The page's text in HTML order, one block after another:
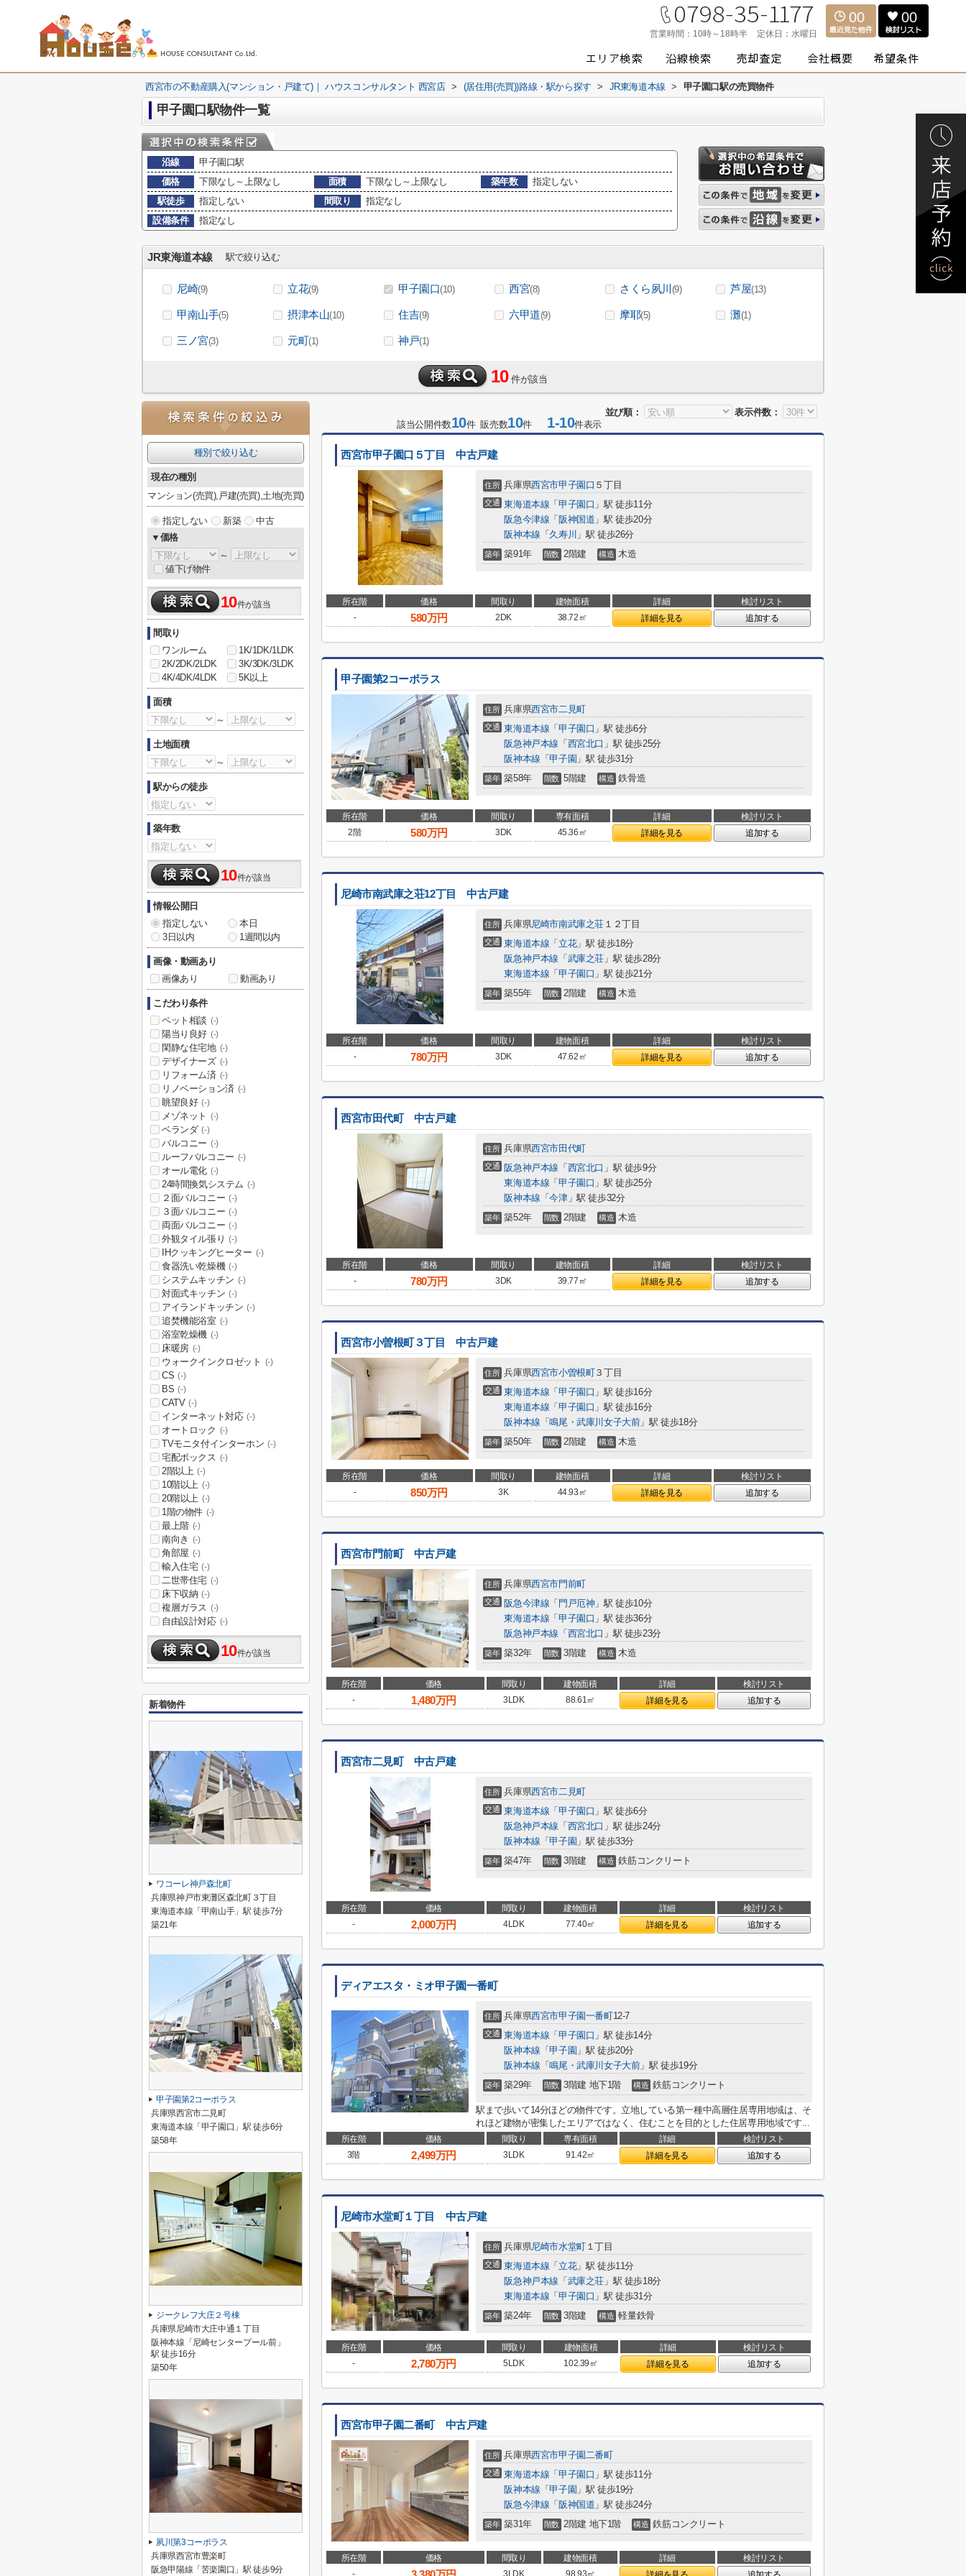
営業時間： 10時～18時半 定休日： 水曜日
00 00
西宮市の不動産購入(マンション・戸建て)｜ ハウスコンサルタント 西宮店 > (居住用(売買))路線・駅から探す > JR東海道本線 > 甲子園口駅の売買物件
甲子園口駅物件一覧
沿線
甲子園口駅
価格
下限なし～上限なし 面積 下限なし～上限なし 築年数
指定しない
駅徒歩
指定しない 間取り
指定なし
設備条件
指定なし
JR東海道本線 駅で絞り込む
尼崎(9) 立花(9) 甲子園口(10) 西宮(8) さくら夙川 (9) 芦屋(13)
甲南山手(5) 摂津本山(10) 住吉(9) 六甲道(9) 摩耶(5) 灘(1)
三ノ宮(3) 元町(1) 神戸(1)
10 件が該当
並び順：
表示件数：
該当公開件数10件 販売数10件1-10件表示
西宮市甲子園口５丁目 中古戸建
住所 兵庫県西宮市甲子園口 ５丁目
交通 東海道本線 「 甲子園口 」駅 徒歩11分
阪急今津線 「 阪神国道 」駅 徒歩20分
阪神本線 「 久寿川 」駅 徒歩26分
築年 築91年 階数 2階建 構造 木造
所在階 価格 間取り 建物面積 詳細
検討リスト
-
580万円 2DK 38.72㎡ 詳細を見る 追加する
甲子園第2コーポラス
住所 兵庫県西宮市二見町
交通 東海道本線 「 甲子園口 」駅 徒歩6分
阪急神戸本線 「 西宮北口 」駅 徒歩25分
阪神本線 「甲子園 」駅 徒歩31分
築年 築58年 階数 5階建 構造 鉄骨造
所在階 価格 間取り 専有面積 詳細
検討リスト
2階
580万円 3DK 45.36㎡ 詳細を見る 追加する
尼崎市南武庫之荘12丁目 中古戸建
住所 兵庫県尼崎市南武庫之荘 １２丁目
交通 東海道本線 「 立花」駅 徒歩18分
阪急神戸本線 「 武庫之荘 」駅 徒歩28分
東海道本線 「 甲子園口 」駅 徒歩21分
築年 築55年 階数 2階建 構造 木造
所在階 価格 間取り 建物面積 詳細
検討リスト
-
780万円 3DK 47.62㎡ 詳細を見る 追加する
西宮市田代町 中古戸建
住所 兵庫県西宮市田代町
交通 阪急神戸本線 「 西宮北口 」駅 徒歩9分
東海道本線 「 甲子園口 」駅 徒歩25分
阪神本線 「今津」駅 徒歩32分
築年 築52年 階数 2階建 構造 木造
所在階 価格 間取り 建物面積 詳細
検討リスト
-
780万円 3DK 39.77㎡ 詳細を見る 追加する
西宮市小曽根町３丁目 中古戸建
住所 兵庫県西宮市小曽根町３丁目
交通 東海道本線 「 甲子園口 」駅 徒歩16分
東海道本線 「 甲子園口 」駅 徒歩16分
阪神本線 「鳴尾・武庫川女子大前」駅 徒歩18分
築年 築50年 階数 2階建 構造 木造
所在階 価格 間取り 建物面積 詳細
検討リスト
-
850万円 3K 44.93㎡ 詳細を見る 追加する
西宮市門前町 中古戸建
住所 兵庫県西宮市門前町
交通 阪急今津線 「 門戸厄神 」駅 徒歩10分
東海道本線 「 甲子園口 」駅 徒歩36分
阪急神戸本線 「 西宮北口 」駅 徒歩23分
築年 築32年 階数 3階建 構造 木造
所在階 価格 間取り 建物面積 詳細
検討リスト
-
1,480万円 3LDK 88.61㎡ 詳細を見る 追加する
西宮市二見町 中古戸建
住所 兵庫県西宮市二見町
交通 東海道本線 「 甲子園口 」駅 徒歩6分
阪急神戸本線 「 西宮北口 」駅 徒歩24分
阪神本線 「甲子園 」駅 徒歩33分
築年 築47年 階数 3階建 構造 鉄筋コンクリート
所在階 価格 間取り 建物面積 詳細
検討リスト
-
2,000万円 4LDK 77.40㎡ 詳細を見る 追加する
ディアエスタ・ミオ甲子園一番町
住所 兵庫県西宮市甲子園一番町12-7
交通 東海道本線 「 甲子園口 」駅 徒歩14分
阪神本線 「甲子園 」駅 徒歩20分
阪神本線 「鳴尾・武庫川女子大前」駅 徒歩19分
築年 築29年 階数 3階建 地下1階 構造 鉄筋コンクリート
駅まで歩いて14分ほどの物件です。立地している第一種中高層住居専用地域は、そ
れほど建物が密集したエリアではなく、住むことを目的とした住居専用地域です...
所在階 価格 間取り 専有面積 詳細
検討リスト
3階
2,499万円 3LDK 91.42㎡ 詳細を見る 追加する
尼崎市水堂町１丁目 中古戸建
住所 兵庫県尼崎市水堂町１丁目
交通 東海道本線 「 立花」駅 徒歩11分
阪急神戸本線 「 武庫之荘 」駅 徒歩18分
東海道本線 「 甲子園口 」駅 徒歩31分
築年 築24年 階数 3階建 構造 軽量鉄骨
所在階 価格 間取り 建物面積 詳細
検討リスト
-
2,780万円 5LDK 102.39㎡ 詳細を見る 追加する
西宮市甲子園二番町 中古戸建
住所 兵庫県西宮市甲子園二番町
交通 東海道本線 「 甲子園口 」駅 徒歩11分
阪神本線 「甲子園 」駅 徒歩19分
阪急今津線 「 阪神国道 」駅 徒歩24分
築年 築31年 階数 2階建 地下1階 構造 鉄筋コンクリート
所在階 価格 間取り 建物面積 詳細
検討リスト
-
3LDK 98.93㎡
種別で絞り込む
現在の種別
マンション(売買),戸建(売買),土地(売買)
指定しない 新築
中古
▼価格
～
値下げ物件
10件が該当
間取り
ワンルーム
1K/1DK/1LDK
2K/2DK/2LDK
3K/3DK/3LDK
4K/4DK/4LDK
5K以上
面積
～
土地面積
～
駅からの徒歩
築年数
10件が該当
情報公開日
指定しない
本日
3日以内
1週間以内
画像・動画あり
画像あり
動画あり
こだわり条件
ペット相談 (-)
陽当り良好 (-)
閑静な住宅地 (-)
デザイナーズ (-)
リフォーム済 (-)
リノベーション済 (-)
眺望良好 (-)
メゾネット (-)
ベランダ (-)
バルコニー (-)
ルーフバルコニー (-)
オール電化 (-)
24時間換気システム (-)
２面バルコニー (-)
３面バルコニー (-)
両面バルコニー (-)
外観タイル張り (-)
IHクッキングヒーター (-)
食器洗い乾燥機 (-)
システムキッチン (-)
対面式キッチン (-)
アイランドキッチン (-)
追焚機能浴室 (-)
浴室乾燥機 (-)
床暖房 (-)
ウォークインクロゼット (-)
CS (-)
BS (-)
CATV (-)
インターネット対応 (-)
オートロック (-)
TVモニタ付インターホン (-)
宅配ボックス (-)
2階以上 (-)
10階以上 (-)
20階以上 (-)
1階の物件 (-)
最上階 (-)
南向き (-)
角部屋 (-)
輸入住宅 (-)
二世帯住宅 (-)
床下収納 (-)
複層ガラス (-)
自由設計対応 (-)
10件が該当
新着物件
ワコーレ神戸森北町
兵庫県神戸市東灘区森北町３丁目
東海道本線「甲南山手」駅 徒歩7分
築21年
甲子園第2コーポラス
兵庫県西宮市二見町
東海道本線「甲子園口」駅 徒歩6分
築58年
ジークレフ大庄２号棟
兵庫県尼崎市大庄中通１丁目
阪神本線「尼崎センタープール前」
駅 徒歩16分
築50年
夙川第3コーポラス
兵庫県西宮市豊楽町
阪急甲陽線「苦楽園口」駅 徒歩9分